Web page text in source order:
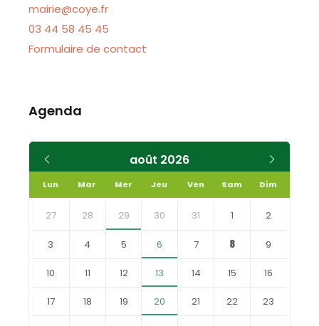
mairie@coye.fr
03 44 58 45 45
Formulaire de contact
Agenda
août 2026
précédent
Lun Mar Mer Jeu Ven Sam Dim
Skip
calendar
27 28 29 30 31 1 2
3 4 5 6 7 8 9
10 11 12 13 14 15 16
17 18 19 20 21 22 23